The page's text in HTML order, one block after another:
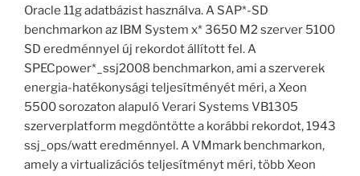
Oracle 11g adatbázist használva. A SAP*-SD
benchmarkon az IBM System x* 3650 M2 szerver 5100
SD eredménnyel új rekordot állított fel. A
SPECpower*_ssj2008 benchmarkon, ami a szerverek
energia-hatékonysági teljesítményét méri, a Xeon
5500 sorozaton alapuló Verari Systems VB1305
szerverplatform megdöntötte a korábbi rekordot, 1943
ssj_ops/watt eredménnyel. A VMmark benchmarkon,
amely a virtualizációs teljesítményt méri, több Xeon